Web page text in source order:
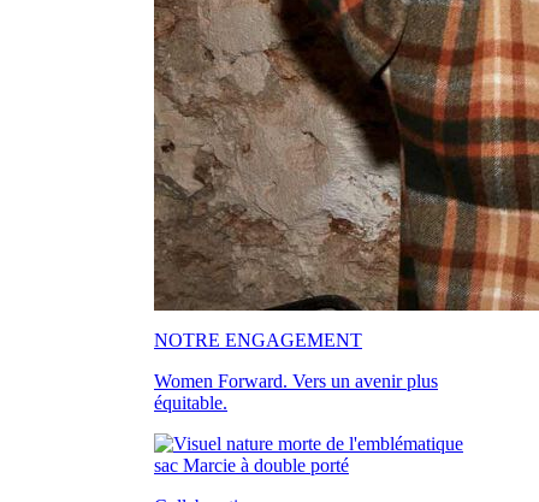
NOTRE ENGAGEMENT
Women Forward. Vers un avenir plus
équitable.